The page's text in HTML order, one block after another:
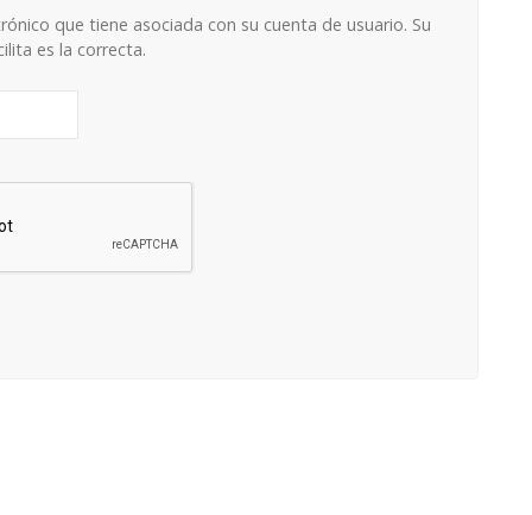
que tiene asociada con su cuenta de usuario. Su
es la correcta.